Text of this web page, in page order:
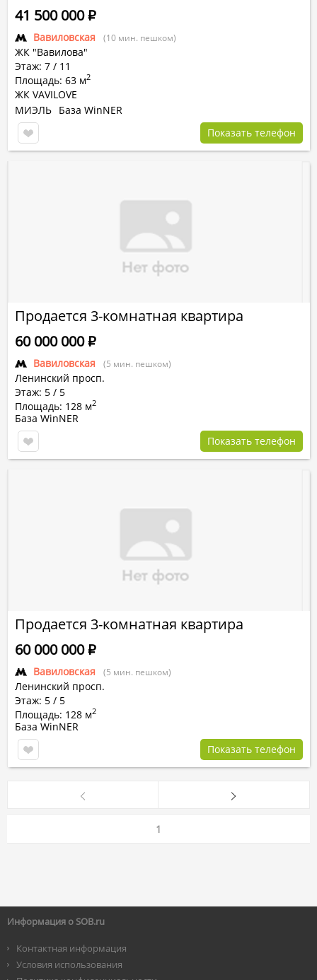
Вавиловская (10 мин. пешком)
ЖК "Вавилова"
Этаж: 7 / 11
Площадь: 63 м2
ЖК VAVILOVE
41 500 000Р
МИЭЛЬ База WinNER
Показать телефон
Продается 3-комнатная квартира
Вавиловская (5 мин. пешком)
Ленинский просп.
Этаж: 5 / 5
Площадь: 128 м2
60 000 000Р
База WinNER
Показать телефон
Продается 3-комнатная квартира
Вавиловская (5 мин. пешком)
Ленинский просп.
Этаж: 5 / 5
Площадь: 128 м2
60 000 000Р
База WinNER
Показать телефон
1
Информация о SOB.ru
Контактная информация
Условия использования